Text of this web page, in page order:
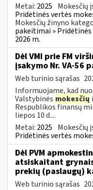
Metai: 2025 Mokesčių
Pridėtinės vertės
Mokesčių žinyno
pakeitimai »
2026 m.
Dėl VMI prie FM
įsakymo Nr. VA-56
Web turinio sąrašas
Informuojame, kad
Valstybinės mokesčių
Respublikos finansų
liepos 10 d....
Metai: 2025 Mokesčių
Pridėtinės vertės
Dėl PVM
atsiskaitant
prekių (paslaugų)
Web turinio sąrašas